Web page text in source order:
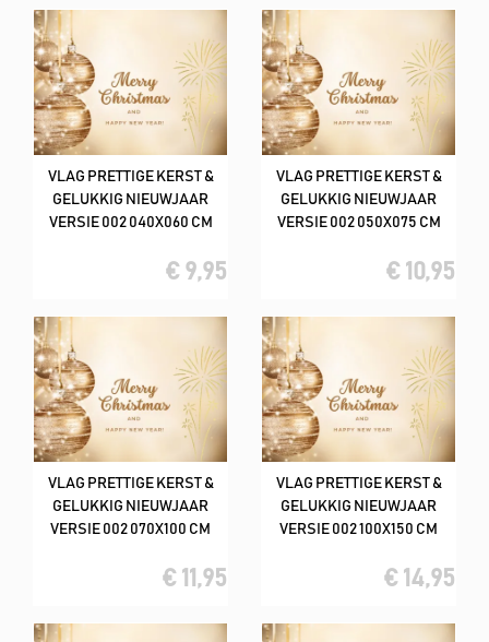
VLAG PRETTIGE KERST &
GELUKKIG NIEUWJAAR
VERSIE 002 040X060 CM
€ 9,95
VLAG PRETTIGE KERST &
GELUKKIG NIEUWJAAR
VERSIE 002 050X075 CM
€ 10,95
VLAG PRETTIGE KERST &
GELUKKIG NIEUWJAAR
VERSIE 002 070X100 CM
€ 11,95
VLAG PRETTIGE KERST &
GELUKKIG NIEUWJAAR
VERSIE 002 100X150 CM
€ 14,95